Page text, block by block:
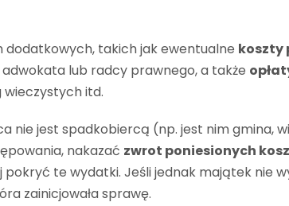
takich jak ewentualne koszty
lub radcy prawnego, a także
wieczystych itd.
nie jest spadkobiercą (np. jest nim gmina,
nakazać zwrot poniesionych
pokryć te wydatki. Jeśli jednak majątek nie
zainicjowała sprawę.